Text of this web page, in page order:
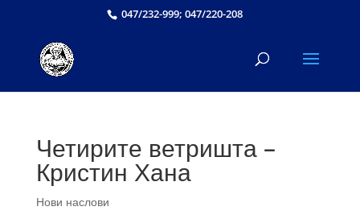
047/232-999; 047/220-208
Четирите ветришта –
Кристин Хана
Нови наслови